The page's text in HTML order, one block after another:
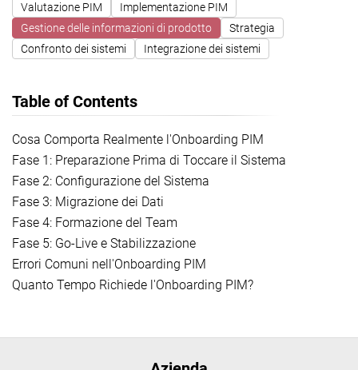
Valutazione PIM
Implementazione PIM
Gestione delle informazioni di prodotto
Strategia
Confronto dei sistemi
Integrazione dei sistemi
Table of Contents
Cosa Comporta Realmente l'Onboarding PIM
Fase 1: Preparazione Prima di Toccare il Sistema
Fase 2: Configurazione del Sistema
Fase 3: Migrazione dei Dati
Fase 4: Formazione del Team
Fase 5: Go-Live e Stabilizzazione
Errori Comuni nell'Onboarding PIM
Quanto Tempo Richiede l'Onboarding PIM?